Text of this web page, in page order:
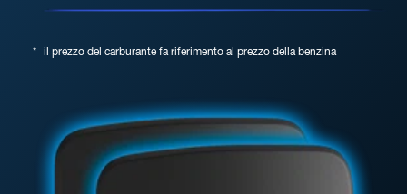
* il prezzo del carburante fa riferimento al prezzo della benzina